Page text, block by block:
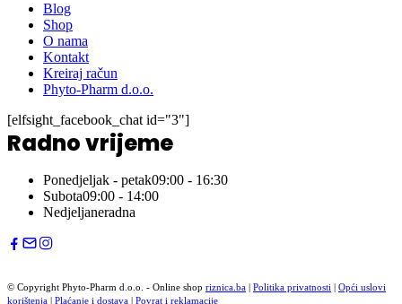
Blog
Shop
O nama
Kontakt
Kreiraj račun
Phyto-Pharm d.o.o.
[elfsight_facebook_chat id="3"]
Radno vrijeme
Ponedjeljak - petak09:00 - 16:30
Subota09:00 - 14:00
Nedjeljaneradna
© Copyright Phyto-Pharm d.o.o. - Online shop riznica.ba Politika privatnosti
Opći uslovi
korištenja
Plaćanje i dostava Povrat i reklamacije